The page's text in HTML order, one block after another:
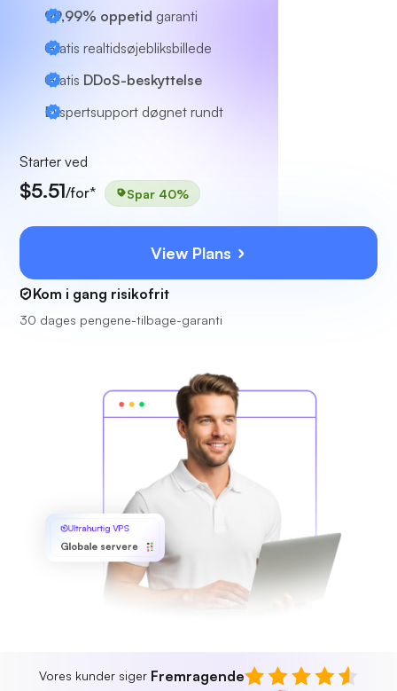
99,99% oppetid garanti
Gratis realtidsøjebliksbillede
Gratis DDoS-beskyttelse
Ekspertsupport døgnet rundt
Starter ved
$5.51/for* Spar 40%
View Plans
Kom i gang risikofrit
30 dages pengene-tilbage-garanti
Ultrahurtig VPS
Globale servere
Vores kunder siger Fremragende